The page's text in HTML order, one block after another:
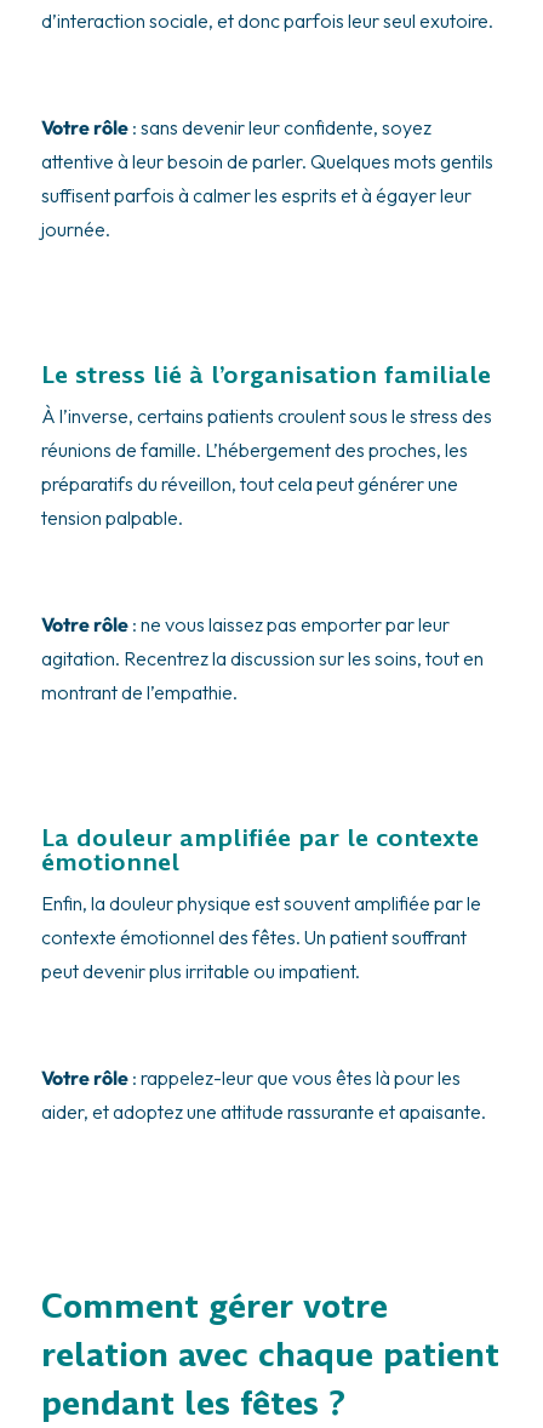
d’interaction sociale, et donc parfois leur seul exutoire.
Votre rôle: sans devenir leur confidente, soyez
attentive à leur besoin de parler. Quelques mots gentils
suffisent parfois à calmer les esprits et à égayer leur
journée.
Le stress lié à l’organisation familiale
À l’inverse, certains patients croulent sous le stress des
réunions de famille. L’hébergement des proches, les
préparatifs du réveillon, tout cela peut générer une
tension palpable.
Votre rôle: ne vous laissez pas emporter par leur
agitation. Recentrez la discussion sur les soins, tout en
montrant de l’empathie.
La douleur amplifiée par le contexte
émotionnel
Enfin, la douleur physique est souvent amplifiée par le
contexte émotionnel des fêtes. Un patient souffrant
peut devenir plus irritable ou impatient.
Votre rôle: rappelez-leur que vous êtes là pour les
aider, et adoptez une attitude rassurante et apaisante.
Comment gérer votre
relation avec chaque patient
pendant les fêtes ?